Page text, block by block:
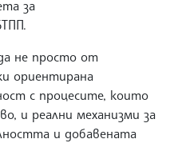
за
не просто от
ориентирана
с процесите, които
и реални механизми за
и добавената